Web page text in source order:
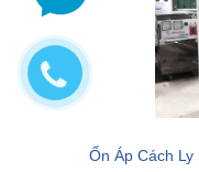
Ổn Áp Cách Ly